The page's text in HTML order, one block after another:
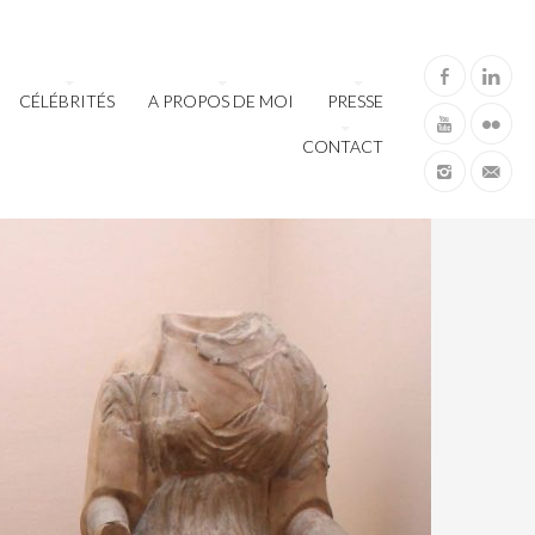
CÉLÉBRITÉS A PROPOS DE MOI PRESSE
CONTACT